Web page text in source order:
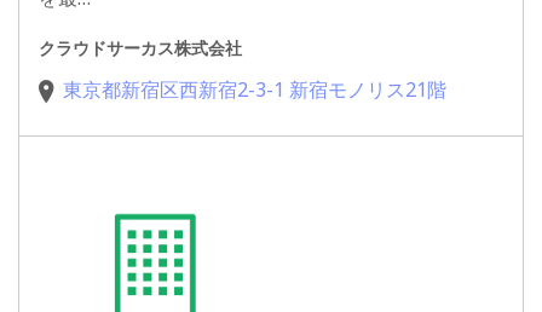
クラウドサーカス株式会社
東京都新宿区西新宿2-3-1 新宿モノリス21階